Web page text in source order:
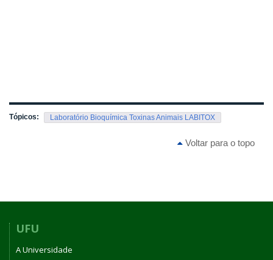
Tópicos: Laboratório Bioquímica Toxinas Animais LABITOX
Voltar para o topo
UFU
A Universidade